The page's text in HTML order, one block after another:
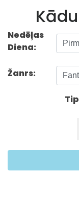
Nedēļas
Diena:
Žanrs: